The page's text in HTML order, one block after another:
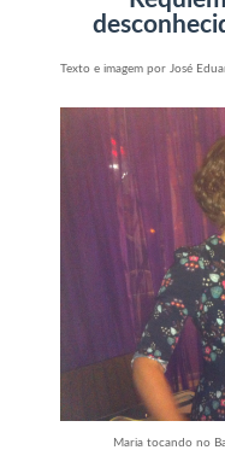
Texto e imagem por José
Maria tocando no